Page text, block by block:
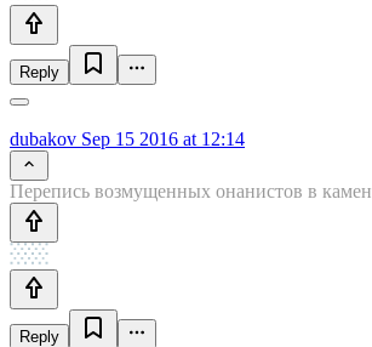
Reply
dubakov Sep 15 2016 at 12:14
Перепись возмущенных онанистов в
Reply